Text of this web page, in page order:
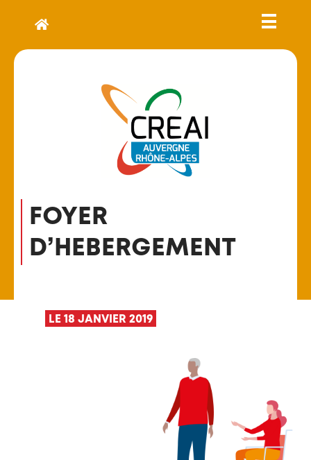
FOYER
D’HEBERGEMENT
LE 18 JANVIER 2019